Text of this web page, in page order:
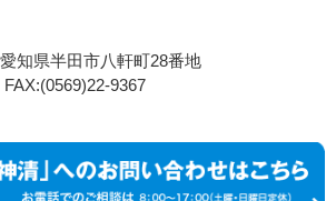
知県半田市八軒町28番地
9367